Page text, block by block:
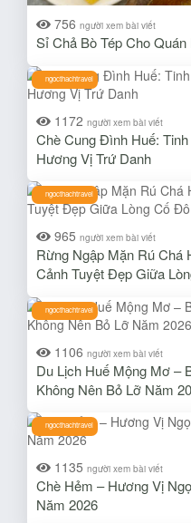
756 người xem bài viết
Sỉ Chả Bò Tép Cho
ngocthachtravel
1172 người xem bài viết
Chè Cung Đình Huế:
Hương Vị Trứ Danh
ngocthachtravel
965 người xem bài viết
Rừng Ngập Mặn Rú Chá
Cảnh Tuyệt Đẹp Giữa
ngocthachtravel
1106 người xem bài viết
Du Lịch Huế Mộng Mơ –
Không Nên Bỏ Lỡ Năm
ngocthachtravel
1135 người xem bài viết
Chè Hẻm – Hương Vị
Năm 2026